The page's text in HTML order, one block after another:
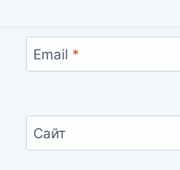
Email *
Сайт